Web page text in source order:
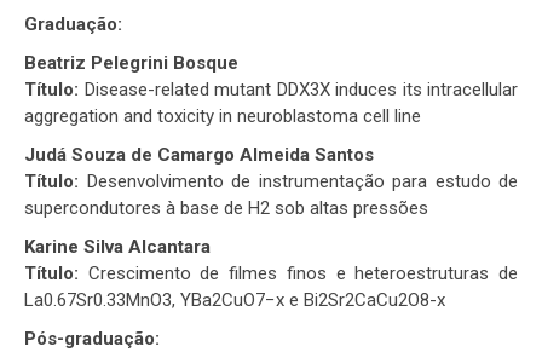
Graduação:
Beatriz Pelegrini Bosque
Título: Disease-related mutant DDX3X induces its intracellular
aggregation and toxicity in neuroblastoma cell line
Judá Souza de Camargo Almeida Santos
Título: Desenvolvimento de instrumentação para estudo de
supercondutores à base de H2 sob altas pressões
Karine Silva Alcantara
Título: Crescimento de filmes finos e heteroestruturas de
La0.67Sr0.33MnO3, YBa2CuO7−x e Bi2Sr2CaCu2O8-x
Pós-graduação: